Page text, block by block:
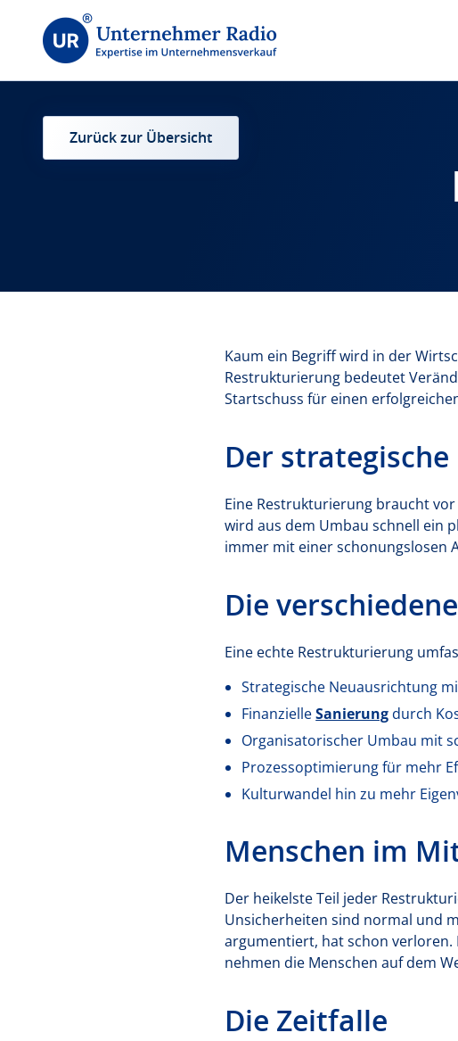
Zurück zur Übersicht
Kaum ein Begriff wird in der
Restrukturierung bedeutet
Startschuss für einen
Der strategische
Eine Restrukturierung braucht
wird aus dem Umbau schnell ein
immer mit einer schonungslosen
Die
Eine echte Restrukturierung
Strategische Neuausrichtung
FinanzielleSanierungdurch
Organisatorischer Umbau mit
Prozessoptimierung für mehr
Kulturwandel hin zu mehr
Menschen im
Der heikelste Teil jeder
Unsicherheiten sind normal und
argumentiert, hat schon verloren.
nehmen die Menschen auf dem
Die Zeitfalle